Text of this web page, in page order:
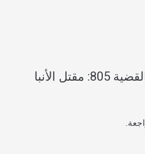
كن أول من يقيم “أوراق القضية 805: مقتل الأنبا